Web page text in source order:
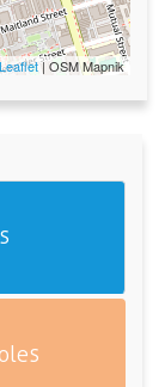
Leaflet| OSM Mapnik